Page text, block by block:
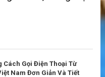
Cách Gọi Điện Thoại Từ
Nam Đơn Giản Và Tiết